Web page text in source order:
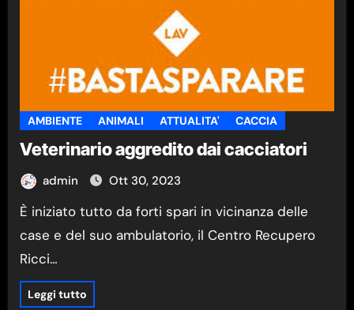
AMBIENTE ANIMALI ATTUALITA' CACCIA
Veterinario aggredito dai cacciatori
admin Ott 30, 2023
È iniziato tutto da forti spari in vicinanza delle
case e del suo ambulatorio, il Centro Recupero
Ricci…
Leggi tutto